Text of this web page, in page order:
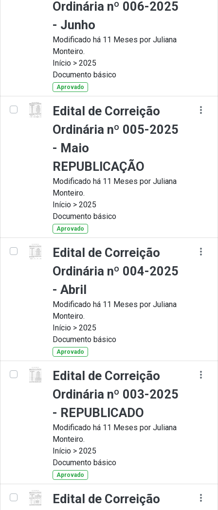
Ordinária nº 006-2025
- Junho
Modificado há 11 Meses por Juliana
Monteiro.
Início > 2025
Documento básico
Aprovado
Edital de Correição
Ordinária nº 005-2025
- Maio
REPUBLICAÇÃO
Modificado há 11 Meses por Juliana
Monteiro.
Início > 2025
Documento básico
Aprovado
Edital de Correição
Ordinária nº 004-2025
- Abril
Modificado há 11 Meses por Juliana
Monteiro.
Início > 2025
Documento básico
Aprovado
Edital de Correição
Ordinária nº 003-2025
- REPUBLICADO
Modificado há 11 Meses por Juliana
Monteiro.
Início > 2025
Documento básico
Aprovado
Edital de Correição